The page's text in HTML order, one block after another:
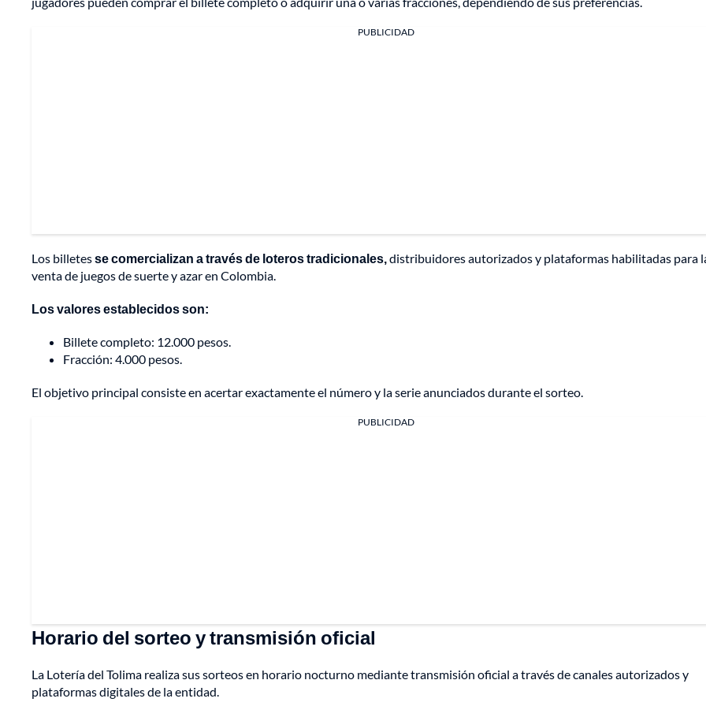
PUBLICIDAD
Los billetesse comercializan a través de loteros tradicionales,distribuidores autorizados y plataformas habilitadas para
venta de juegos de suerte y azar en Colombia.
Los valores establecidos son:
Billete completo: 12.000 pesos.
Fracción: 4.000 pesos.
El objetivo principal consiste en acertar exactamente el número y la serie anunciados durante el sorteo.
PUBLICIDAD
Horario del sorteo y transmisión oficial
La Lotería del Tolima realiza sus sorteos en horario nocturno mediante transmisión oficial a través de canales autorizados y
plataformas digitales de la entidad.